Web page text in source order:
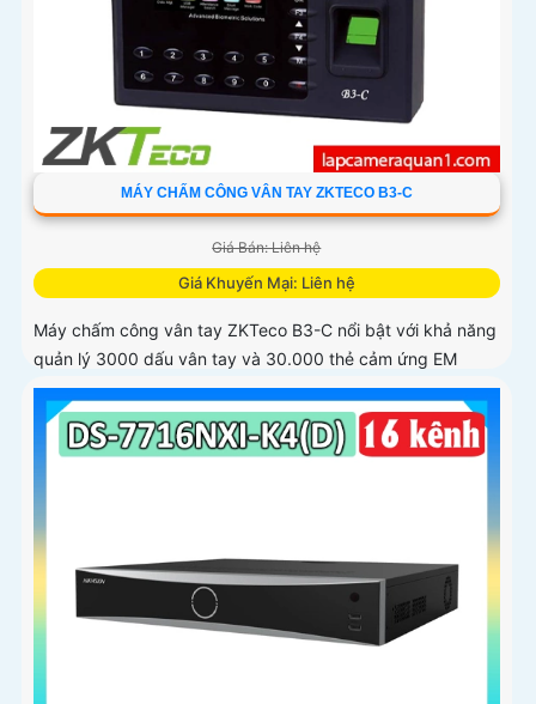
MÁY CHẤM CÔNG VÂN TAY ZKTECO B3-C
Giá Bán: Liên hệ
Giá Khuyến Mại: Liên hệ
Máy chấm công vân tay ZKTeco B3-C nổi bật với khả năng
quản lý 3000 dấu vân tay và 30.000 thẻ cảm ứng EM
125KHz đáp ứng nhu cầu chấm công chuyên nghiệp cho
doanh nghiệp vừa và lớn